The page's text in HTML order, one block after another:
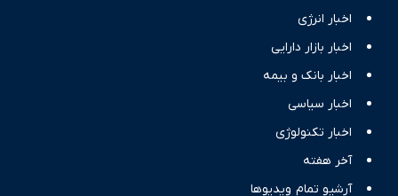
اخبار انرژی
اخبار بازار دارایی
اخبار بانک و بیمه
اخبار سیاسی
اخبار تکنولوژی
آخر هفته
آرشیو تمام ویدیوها